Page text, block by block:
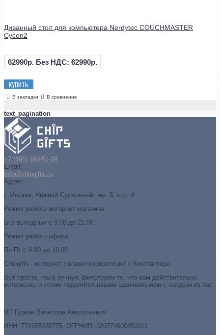
Диванный стол для компьютера Nerdytec COUCHMASTER
Cycon2
62990р. Без НДС: 62990р.
КУПИТЬ
В закладки В сравнение
text_pagination
+7 (495) 489-51-39
Email:
Info@chipgifts.ru
Адрес:
г. Москва, Нижний Сусальный пер. 5, стр. 4
Режим работы интернет магазина:
Без выходных с 9:00 до 21:00
Режим работы офиса:
Пн-Пт с 9:00 до 18:00
Chipgifts - интернет магазин изобретений с Кикстартера.
Всё просто, мы в ручную фильтруем то, что нам действительно
интересно, и хотим поделится нашим вдохновением с каждым из вас.
ИП Гуркин Вячеслав Анатольевич
ИНН: 772605430775, ОГРНИП: 320774600450612